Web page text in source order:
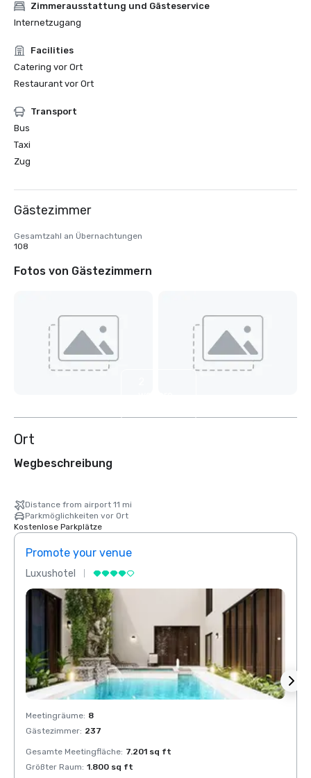
Zimmerausstattung und Gästeservice
Internetzugang
Facilities
Catering vor Ort
Restaurant vor Ort
Transport
Bus
Taxi
Zug
Gästezimmer
Gesamtzahl an Übernachtungen
108
Fotos von Gästezimmern
Ort
Wegbeschreibung
Distance from airport 11 mi
Parkmöglichkeiten vor Ort
Kostenlose Parkplätze
Promote your venue
Luxushotel
Meetingräume: 8
Gästezimmer: 237
Gesamte Meetingfläche: 7.201 sq ft
Größter Raum: 1.800 sq ft